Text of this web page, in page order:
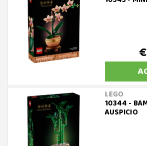
LEGO
10344 -
AUSPICIO